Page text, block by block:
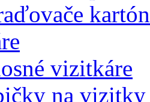
vizitkáre
na vizitky